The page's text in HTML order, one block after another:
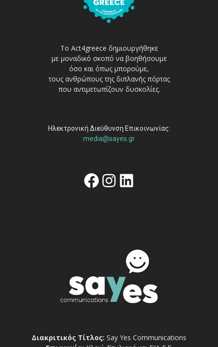
Το Act4greece δημιουργήθηκε
με μοναδικό σκοπό να βοηθήσουμε
όσο και όπως μπορούμε,
τους ανθρώπους της διπλανής πόρτας
που αντιμετωπίζουν δυσκολίες.
Ηλεκτρονική Διεύθυνση Επικοινωνίας:
media@sayes.gr
Facebook
Instagram
Linkedin
Διακριτικός Τίτλος: Say Yes Communications